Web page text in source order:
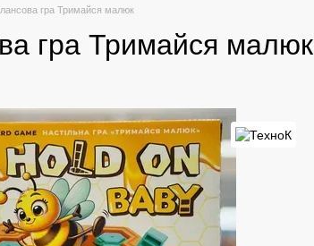
гра Тримайся малюк
гра Тримайся малюк